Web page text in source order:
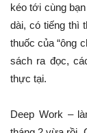
kéo tới cùng
dài, có tiếng thì
thuốc của “ông
sách ra đọc,
thực tại.
Deep Work –